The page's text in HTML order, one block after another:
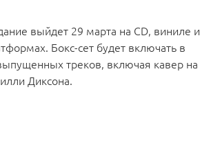
выйдет 29 марта на CD, виниле и
Бокс-сет будет включать в
треков, включая кавер на
Диксона.